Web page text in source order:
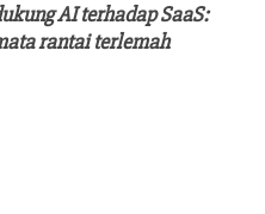
AI terhadap SaaS:
rantai terlemah